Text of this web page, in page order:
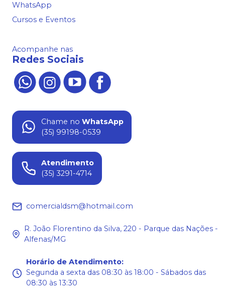
WhatsApp
Cursos e Eventos
Acompanhe nas
Redes Sociais
Chame no WhatsApp
(35) 99198-0539
Atendimento
(35) 3291-4714
comercialdsm@hotmail.com
R. João Florentino da Silva, 220 - Parque das Nações -
Alfenas/MG
Horário de Atendimento:
Segunda a sexta das 08:30 às 18:00 - Sábados das
08:30 às 13:30